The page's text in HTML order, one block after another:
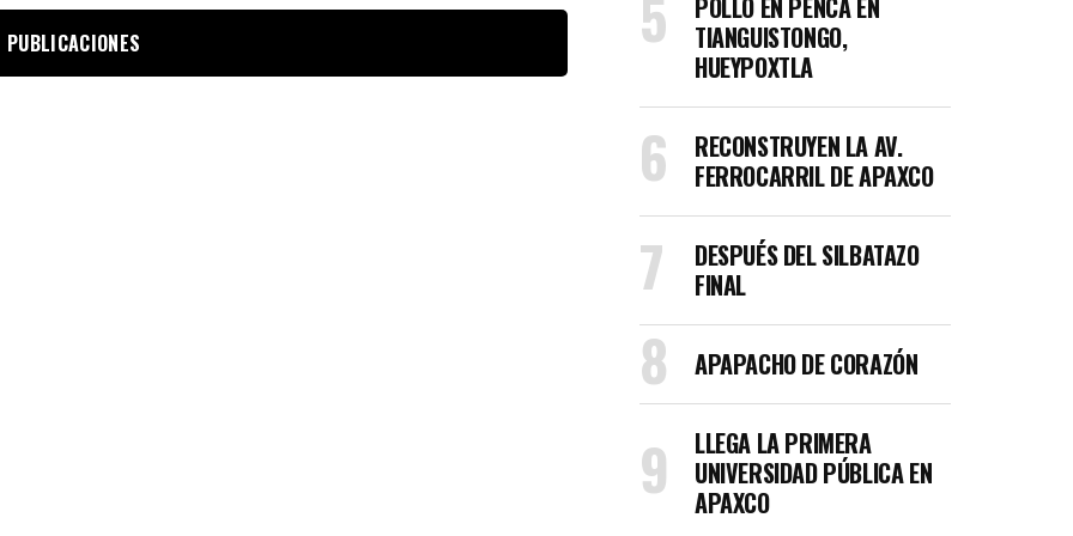
POLLO EN PENCA EN
TIANGUISTONGO,
HUEYPOXTLA
RECONSTRUYEN LA AV.
FERROCARRIL DE APAXCO
DESPUÉS DEL SILBATAZO
FINAL
APAPACHO DE CORAZÓN
LLEGA LA PRIMERA
UNIVERSIDAD PÚBLICA EN
APAXCO